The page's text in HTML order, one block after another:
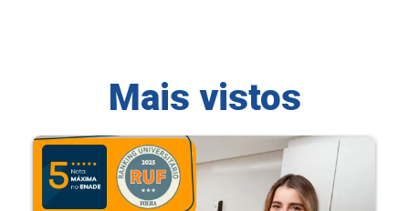
Mais vistos